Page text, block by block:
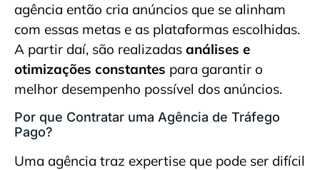
agência então cria anúncios que se alinham
com essas metas e as plataformas escolhidas.
A partir daí, são realizadas análises e
otimizações constantes para garantir o
melhor desempenho possível dos anúncios.
Por que Contratar uma Agência de Tráfego
Pago?
Uma agência traz expertise que pode ser difícil